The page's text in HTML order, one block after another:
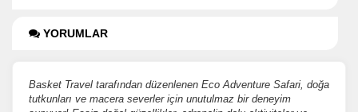
YORUMLAR
Basket Travel tarafından düzenlenen Eco Adventure Safari, doğa
tutkunları ve macera severler için unutulmaz bir deneyim